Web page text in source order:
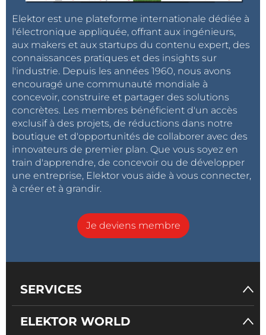
Restez informé
Abonnez-vous à notrenewsletter Elektorpour
recevoir un flux constant de connaissances
techniques d'experts et de perspectives
intéressantes.
Elektor est une plateforme internationale dédiée à
l'électronique appliquée, offrant aux ingénieurs,
aux makers et aux startups du contenu expert, des
connaissances pratiques et des insights sur
l'industrie. Depuis les années 1960, nous avons
encouragé une communauté mondiale à
concevoir, construire et partager des solutions
concrètes. Les membres bénéficient d'un accès
exclusif à des projets, de réductions dans notre
boutique et d'opportunités de collaborer avec des
innovateurs de premier plan. Que vous soyez en
train d'apprendre, de concevoir ou de développer
une entreprise, Elektor vous aide à vous connecter,
à créer et à grandir.
Je deviens membre
SERVICES
ELEKTOR WORLD